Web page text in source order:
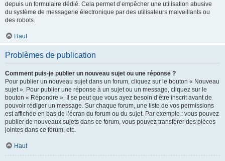
depuis un formulaire dédié. Cela permet d’empêcher une utilisation abusive
du système de messagerie électronique par des utilisateurs malveillants ou
des robots.
Haut
Problèmes de publication
Comment puis-je publier un nouveau sujet ou une réponse ?
Pour publier un nouveau sujet dans un forum, cliquez sur le bouton « Nouveau
sujet ». Pour publier une réponse à un sujet ou un message, cliquez sur le
bouton « Répondre ». Il se peut que vous ayez besoin d’être inscrit avant de
pouvoir rédiger un message. Sur chaque forum, une liste de vos permissions
est affichée en bas de l’écran du forum ou du sujet. Par exemple : vous pouvez
publier de nouveaux sujets dans ce forum, vous pouvez transférer des pièces
jointes dans ce forum, etc.
Haut